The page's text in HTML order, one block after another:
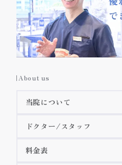
About us
当院について
当院の特徴
初めての方へ
ドクター/スタッフ
スタッフ紹介
料金表